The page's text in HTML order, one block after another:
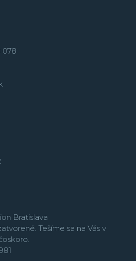
aj množstvo analógových
Trek
rádiom riadené modely
078
Bratislava
Tešíme sa na Vás v